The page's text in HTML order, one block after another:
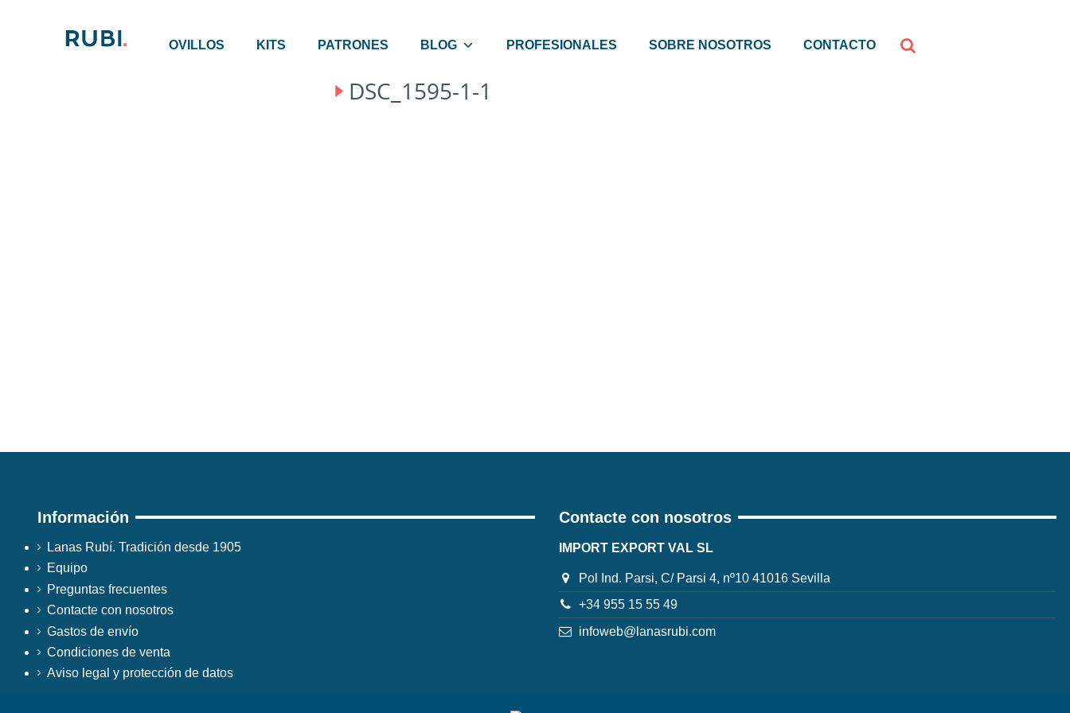
OVILLOS KITS PATRONES BLOG PROFESIONALES SOBRE NOSOTROS CONTACTO
DSC_1595-1-1
Información
Lanas Rubí. Tradición desde 1905
Equipo
Preguntas frecuentes
Contacte con nosotros
Gastos de envío
Condiciones de venta
Aviso legal y protección de datos
Contacte con nosotros
IMPORT EXPORT VAL SL
Pol Ind. Parsi, C/ Parsi 4, nº10 41016 Sevilla
+34 955 15 55 49
infoweb@lanasrubi.com